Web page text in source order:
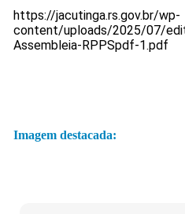
https://jacutinga.rs.gov.br/wp-
content/uploads/2025/07/
Assembleia-RPPSpdf-1.pdf
Imagem destacada: